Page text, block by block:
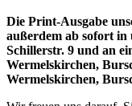
Die Print-Ausgabe
außerdem ab sofort
Schillerstr. 9 und an
Wermelskirchen,
Wermelskirchen,